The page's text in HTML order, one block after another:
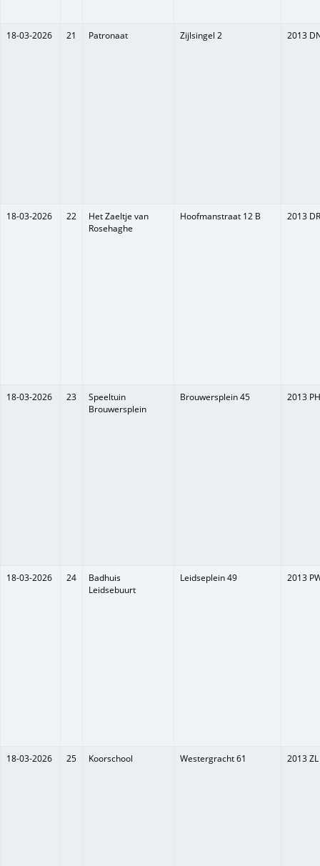
18-03-2026 21 Patronaat Zijlsingel 2 2013
18-03-2026 22
Het Zaeltje van
Rosehaghe
Hoofmanstraat 12 B 2013 DR
18-03-2026 23
Speeltuin
Brouwersplein
Brouwersplein 45 2013 PH
18-03-2026 24
Badhuis
Leidsebuurt
Leidseplein 49 2013
18-03-2026 25 Koorschool Westergracht 61 2013 ZL